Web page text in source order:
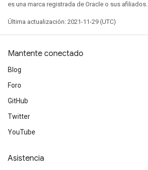
es una marca registrada de Oracle o sus afiliados.
Última actualización: 2021-11-29 (UTC)
Mantente conectado
Blog
Foro
GitHub
Twitter
YouTube
Asistencia